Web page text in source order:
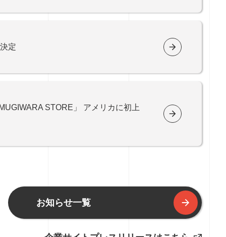
定
STORE」 アメリカに初上
お知らせ一覧